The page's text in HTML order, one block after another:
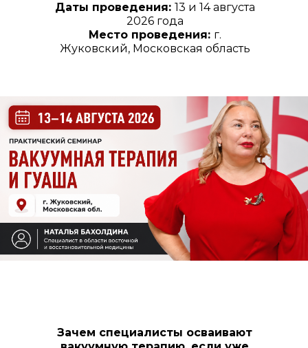
Даты проведения: 13 и 14 августа
2026 года
Место проведения: г.
Жуковский, Московская область
Зачем специалисты осваивают